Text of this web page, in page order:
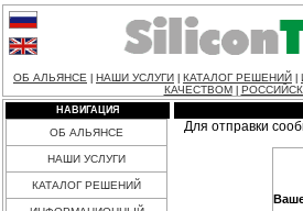
ОБ АЛЬЯНСЕ НАШИ УСЛУГИ КАТАЛОГ РЕШЕНИЙ
КАЧЕСТВОМ
НАВИГАЦИЯ
ОБ АЛЬЯНСЕ
НАШИ УСЛУГИ
КАТАЛОГ РЕШЕНИЙ
Для отправки